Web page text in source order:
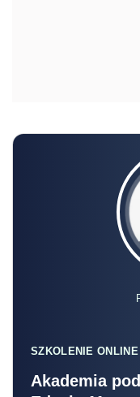
SZKOLENIE ONLINE
Akademia